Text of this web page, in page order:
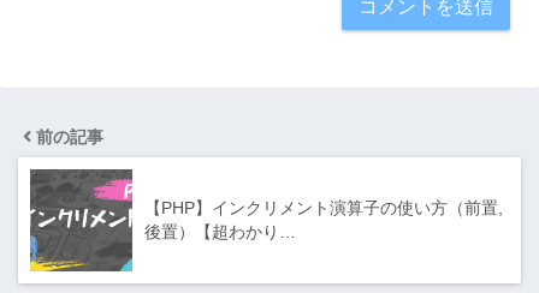
前の記事
【PHP】インクリメント演算子の使い方（前置,
後置）【超わかり…